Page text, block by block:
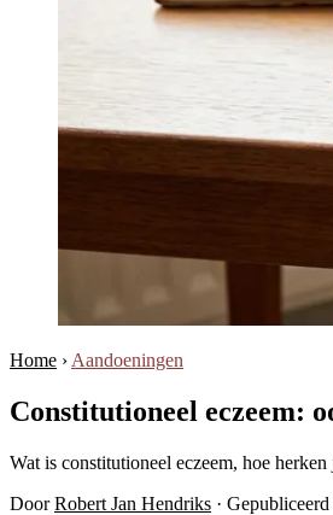
Home › Aandoeningen
Constitutioneel eczeem:
Wat is constitutioneel eczeem, hoe
DoorRobert Jan Hendriks ·